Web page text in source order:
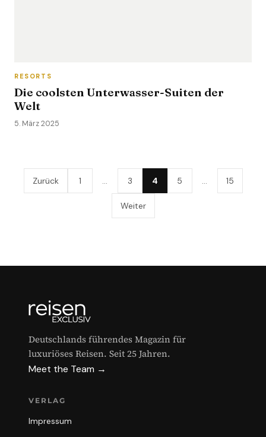
RESORTS
Die coolsten Unterwasser-Suiten der
Welt
5. März 2025
Zurück 1 3 4 5 15
Weiter
Deutschlands führendes Magazin für
luxuriöses Reisen. Seit 25 Jahren.
Meet the Team →
VERLAG
Impressum